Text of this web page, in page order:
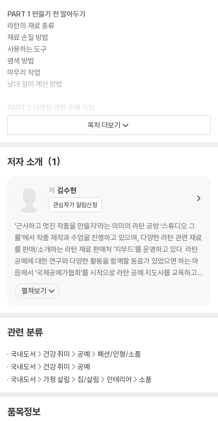
PART 1 만들기 전 알아두기
라탄의 재료 종류
재료 손질 방법
사용하는 도구
염색 방법
마무리 작업
날대 길이 계산 방법
PART 2 다양한 라탄 공예 기법
날대와 사릿대
무늬
PART 3 BASIC
연꽃 바구니
원형 바구니
타원형 바구니
사각 바구니
PART 4 HOME CAFE
티 코스터
저그
PART 5 LIVING
테이블 매트
트레이
목차 더보기
저자 소개 1
저 김수현
관심작가 알림신청
‘근사하고 멋진 작품을 만들자’라는 의미의 라탄 공방 ‘스튜디오 그
룰’에서 작품 제작과 수업을 진행하고 있으며, 다양한 라탄 관련 재료
를 판매/소개하는 라탄 재료 판매처 ‘지무드’를 운영하고 있다. 라탄
공예에 대한 연구와 다양한 활동을 함께할 동료가 있었으면 하는 마
음에서 ‘국제공예가협회’를 시작으로 라탄 공예 지도사를 교육하고
있으며 국내외 전시, 페어 참가를 통해 라탄 공예를 알리기 위해 힘쓰
고 있다. 국제공예가협회 부협회장 국제공예가협회 라탄공예 분과장
펼쳐보기
관련 분류
국내도서 건강 취미 공예
패션/인형/소품
국내도서
건강 취미
공예
국내도서
가정 살림 집/살림 인테리어 소품
품목정보